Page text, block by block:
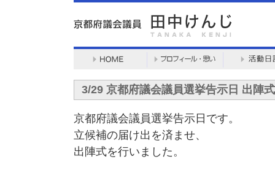
3/29 京都府議会議員選挙告示日 出陣
京都府議会議員選挙告示日です。
立候補の届け出を済ませ、
出陣式を行いました。